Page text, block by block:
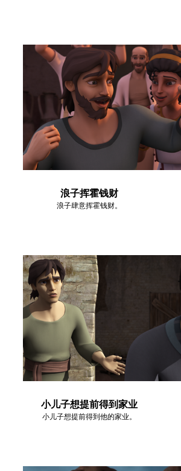
浪子挥霍钱财
浪子肆意挥霍钱财。
小儿子想提前得到家业
小儿子想提前得到他的家业。